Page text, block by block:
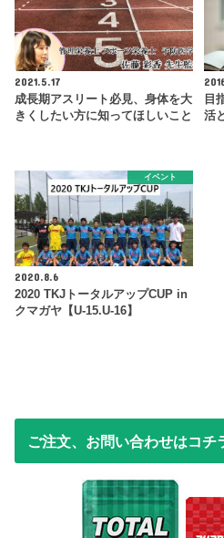
2021.5.17
成長期アスリート必見、身体を大
きくしたい方に知ってほしいこと
目
活
イベント
2020.8.6
2020 TKJトータルアップCUP in
クマガヤ【U-15.U-16】
ご注文、お問い合わせはコチ